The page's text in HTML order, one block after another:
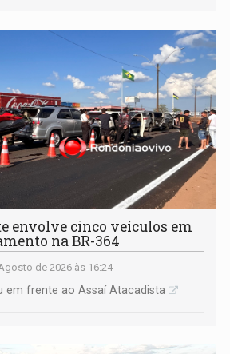
envolve cinco veículos em
na BR-364
de 2026 às 16:24
em frente ao Assaí Atacadista